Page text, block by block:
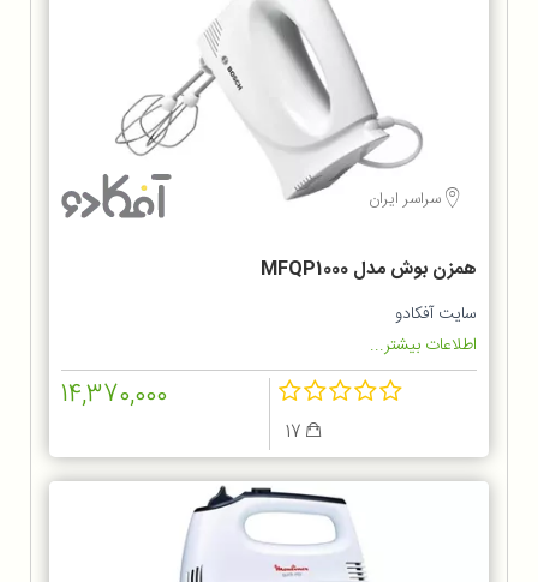
سراسر ایران
همزن بوش مدل MFQP1000
سایت آفکادو
اطلاعات بیشتر...
14,370,000